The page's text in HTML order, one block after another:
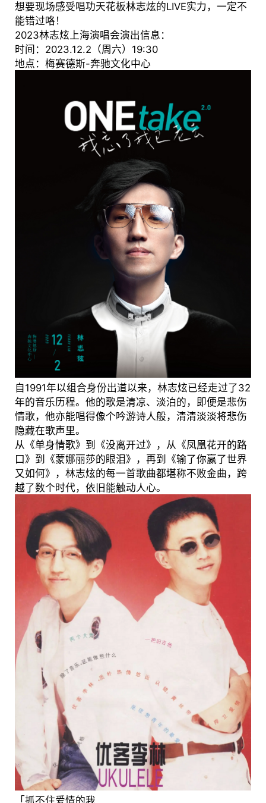
想要现场感受唱功天花板林志炫的LIVE实力，一定不
能错过咯！
2023林志炫上海演唱会演出信息：
时间：2023.12.2（周六）19:30
地点：梅赛德斯-奔驰文化中心
自1991年以组合身份出道以来，林志炫已经走过了32
年的音乐历程。他的歌是清凉、淡泊的，即便是悲伤
情歌，他亦能唱得像个吟游诗人般，清清淡淡将悲伤
隐藏在歌声里。
从《单身情歌》到《没离开过》，从《凤凰花开的路
口》到《蒙娜丽莎的眼泪》，再到《输了你赢了世界
又如何》，林志炫的每一首歌曲都堪称不败金曲，跨
越了数个时代，依旧能触动人心。